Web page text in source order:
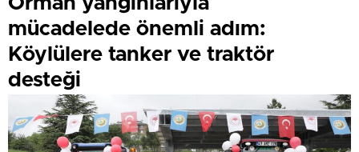
mücadelede önemli adım:
Köylülere tanker ve traktör
desteği